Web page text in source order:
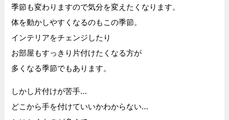
季節も変わりますので気分を変えたくなります。
体を動かしやすくなるのもこの季節。
インテリアをチェンジしたり
お部屋もすっきり片付けたくなる方が
多くなる季節でもあります。
しかし片付けが苦手…
どこから手を付けていいかわからない…